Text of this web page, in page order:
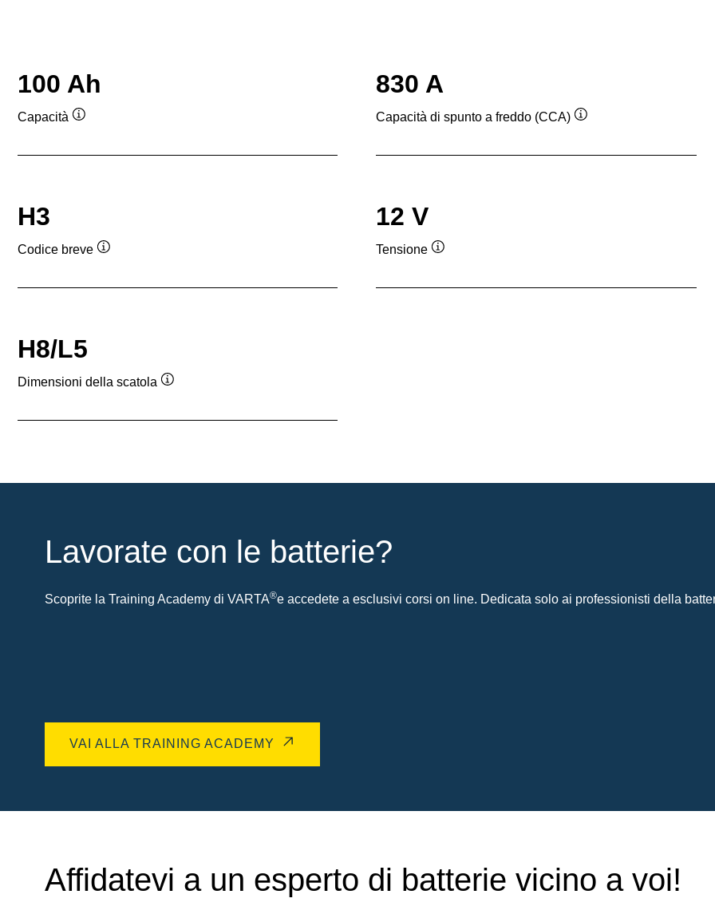
100 Ah
Capacità
830 A
Capacità di spunto a freddo (CCA)
H3
Codice breve
12 V
Tensione
H8/L5
Dimensioni della scatola
Lavorate con le batterie?
Scoprite la Training Academy di VARTA®e accedete a esclusivi corsi on line. Dedicata solo ai professionisti della
VAI ALLA TRAINING ACADEMY
Affidatevi a un esperto di batterie vicino a voi!